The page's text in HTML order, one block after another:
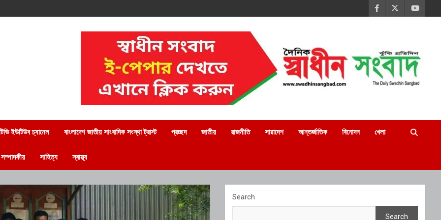
ইউটিউব চ্যানেল বাংলাদেশ জাতীয় সাংবাদিক সংস্থা ট্রাস্ট প্রচ্ছদ জাতীয় রাজনীতি সারাদেশ আন্তর্জাতিক বিনোদন খেলা
সম্পাদকীয় সাহিত্য স্বাস্থ্য
Search
Search